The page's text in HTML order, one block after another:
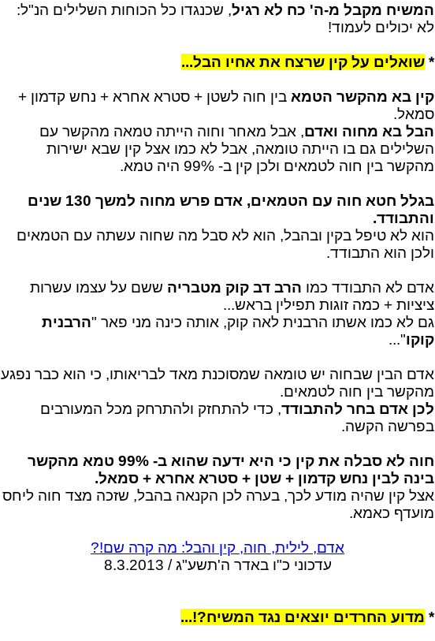
המשיח מקבל מ-ה' כח לא רגיל, שכנגדו כל הכוחות השלילים הנ"ל:
לא יכולים לעמוד!
* שואלים על קין שרצח את אחיו הבל...
קין בא מהקשר הטמא בין חוה לשטן + סטרא אחרא + נחש קדמון +
סמאל.
הבל בא מחוה ואדם, אבל מאחר וחוה הייתה טמאה מהקשר עם
השלילים גם בו הייתה טומאה, אבל לא כמו אצל קין שבא ישירות
מהקשר בין חוה לטמאים ולכן קין ב- 99% היה טמא.
בגלל חטא חוה עם הטמאים, אדם פרש מחוה למשך 130 שנים
והתבודד.
הוא לא טיפל בקין ובהבל, הוא לא סבל מה שחוה עשתה עם הטמאים
ולכן הוא התבודד.
אדם לא התבודד כמו הרב דב קוק מטבריה ששם על עצמו עשרות
ציציות + כמה זוגות תפילין בראש...
גם לא כמו אשתו הרבנית לאה קוק, אותה כינה מני פאר "הרבנית
קוקו"...
אדם הבין שבחוה יש טומאה שמסוכנת מאד לבריאותו, כי הוא כבר נפגע
מהקשר בין חוה לטמאים.
לכן אדם בחר להתבודד, כדי להתחזק ולהתרחק מכל המעורבים
בפרשה הקשה.
חוה לא סבלה את קין כי היא ידעה שהוא ב- 99% טמא מהקשר
בינה לבין נחש קדמון + שטן + סטרא אחרא + סמאל.
אצל קין שהיה מודע לכך, בערה לכן הקנאה בהבל, שזכה מצד חוה ליחס
מועדף כאמא.
אדם, לילית, חוה, קין והבל: מה קרה שם!?
עדכוני כ"ו באדר ה'תשע"ג / 8.3.2013
* מדוע החרדים יוצאים נגד המשיח?!...